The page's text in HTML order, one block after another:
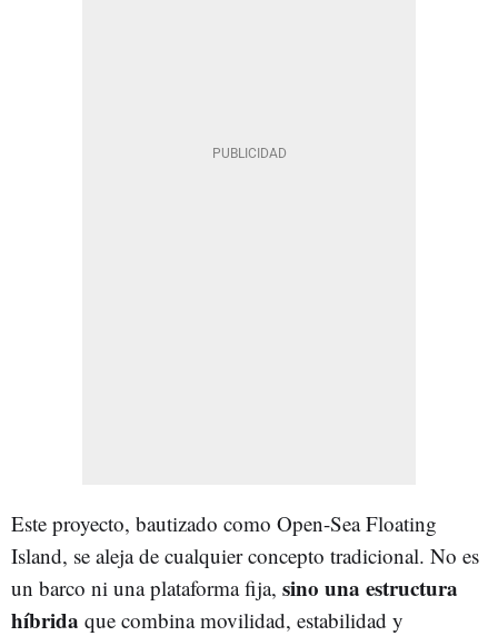
Este proyecto, bautizado como Open-Sea Floating
Island, se aleja de cualquier concepto tradicional. No es
un barco ni una plataforma fija, sino una estructura
híbrida que combina movilidad, estabilidad y